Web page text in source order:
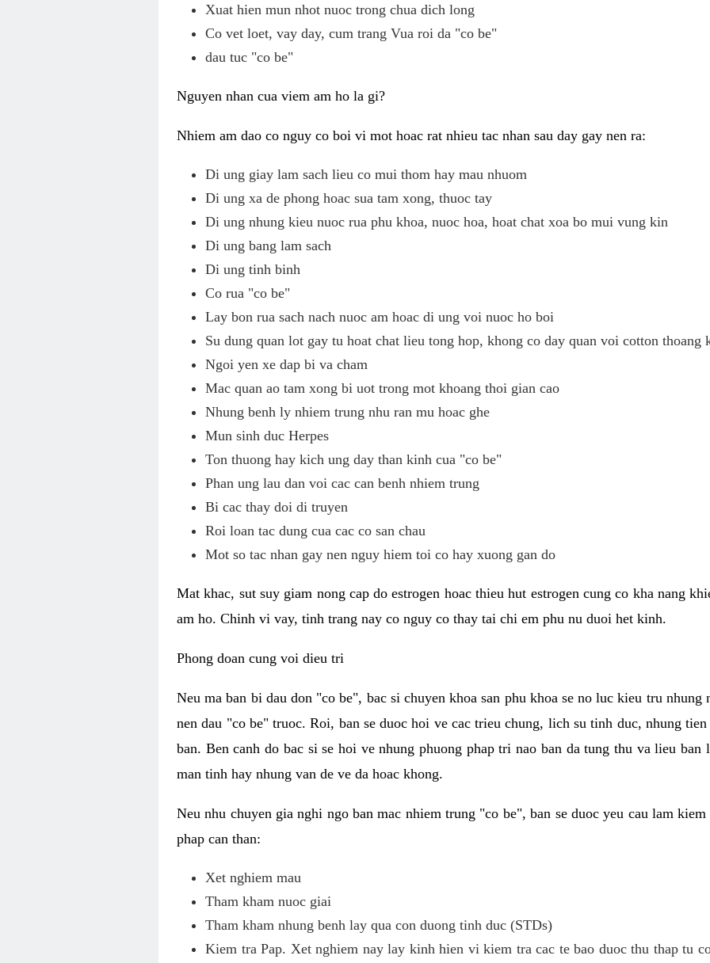
Xuat hien mun nhot nuoc trong chua dich long
Co vet loet, vay day, cum trang Vua roi da "co be"
dau tuc "co be"
Nguyen nhan cua viem am ho la gi?
Nhiem am dao co nguy co boi vi mot hoac rat nhieu tac nhan sau day gay nen ra:
Di ung giay lam sach lieu co mui thom hay mau nhuom
Di ung xa de phong hoac sua tam xong, thuoc tay
Di ung nhung kieu nuoc rua phu khoa, nuoc hoa, hoat chat xoa bo mui vung kin
Di ung bang lam sach
Di ung tinh binh
Co rua "co be"
Lay bon rua sach nach nuoc am hoac di ung voi nuoc ho boi
Su dung quan lot gay tu hoat chat lieu tong hop, khong co day quan voi cotton thoang
Ngoi yen xe dap bi va cham
Mac quan ao tam xong bi uot trong mot khoang thoi gian cao
Nhung benh ly nhiem trung nhu ran mu hoac ghe
Mun sinh duc Herpes
Ton thuong hay kich ung day than kinh cua "co be"
Phan ung lau dan voi cac can benh nhiem trung
Bi cac thay doi di truyen
Roi loan tac dung cua cac co san chau
Mot so tac nhan gay nen nguy hiem toi co hay xuong gan do
Mat khac, sut suy giam nong cap do estrogen hoac thieu hut estrogen cung co kha nang
am ho. Chinh vi vay, tinh trang nay co nguy co thay tai chi em phu nu duoi het kinh.
Phong doan cung voi dieu tri
Neu ma ban bi dau don "co be", bac si chuyen khoa san phu khoa se no luc kieu tru nhung
nen dau "co be" truoc. Roi, ban se duoc hoi ve cac trieu chung, lich su tinh duc, nhung
ban. Ben canh do bac si se hoi ve nhung phuong phap tri nao ban da tung thu va lieu
man tinh hay nhung van de ve da hoac khong.
Neu nhu chuyen gia nghi ngo ban mac nhiem trung "co be", ban se duoc yeu cau lam
phap can than:
Xet nghiem mau
Tham kham nuoc giai
Tham kham nhung benh lay qua con duong tinh duc (STDs)
Kiem tra Pap. Xet nghiem nay lay kinh hien vi kiem tra cac te bao duoc thu thap tu